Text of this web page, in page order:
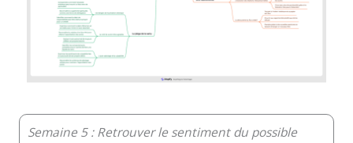
Semaine 5 : Retrouver le sentiment du possible